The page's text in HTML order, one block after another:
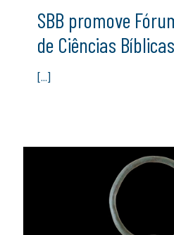
SBB promove
de Ciências Bíblicas
[…]